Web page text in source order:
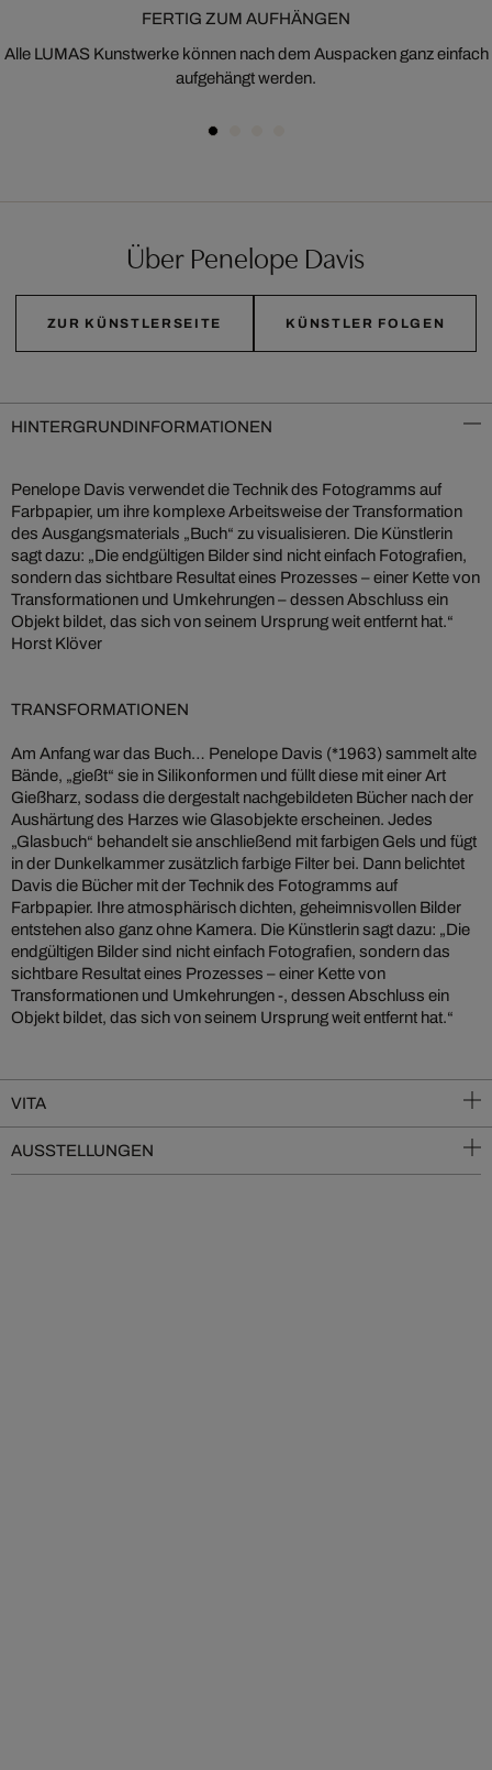
FERTIG ZUM AUFHÄNGEN
Alle LUMAS Kunstwerke können nach dem Auspacken ganz einfach
aufgehängt werden.
Über Penelope Davis
ZUR KÜNSTLERSEITE KÜNSTLER FOLGEN
HINTERGRUNDINFORMATIONEN
Penelope Davis verwendet die Technik des Fotogramms auf
Farbpapier, um ihre komplexe Arbeitsweise der Transformation
des Ausgangsmaterials „Buch“ zu visualisieren. Die Künstlerin
sagt dazu: „Die endgültigen Bilder sind nicht einfach Fotografien,
sondern das sichtbare Resultat eines Prozesses – einer Kette von
Transformationen und Umkehrungen – dessen Abschluss ein
Objekt bildet, das sich von seinem Ursprung weit entfernt hat.“
Horst Klöver
TRANSFORMATIONEN
Am Anfang war das Buch… Penelope Davis (*1963) sammelt alte
Bände, „gießt“ sie in Silikonformen und füllt diese mit einer Art
Gießharz, sodass die dergestalt nachgebildeten Bücher nach der
Aushärtung des Harzes wie Glasobjekte erscheinen. Jedes
„Glasbuch“ behandelt sie anschließend mit farbigen Gels und fügt
in der Dunkelkammer zusätzlich farbige Filter bei. Dann belichtet
Davis die Bücher mit der Technik des Fotogramms auf
Farbpapier. Ihre atmosphärisch dichten, geheimnisvollen Bilder
entstehen also ganz ohne Kamera. Die Künstlerin sagt dazu: „Die
endgültigen Bilder sind nicht einfach Fotografien, sondern das
sichtbare Resultat eines Prozesses – einer Kette von
Transformationen und Umkehrungen -, dessen Abschluss ein
Objekt bildet, das sich von seinem Ursprung weit entfernt hat.“
VITA
AUSSTELLUNGEN